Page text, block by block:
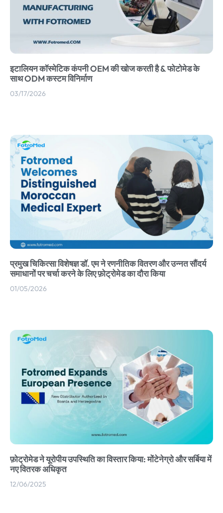
इटालियन कॉस्मेटिक कंपनी OEM की खोज करती है & फोटोमेड के
साथ ODM कस्टम विनिर्माण
03/17/2026
प्रमुख चिकित्सा विशेषज्ञ डॉ. एम ने रणनीतिक वितरण और उन्नत सौंदर्य
समाधानों पर चर्चा करने के लिए फ़ोट्रोमेड का दौरा किया
01/05/2026
फ़ोट्रोमेड ने यूरोपीय उपस्थिति का विस्तार किया: मोंटेनेग्रो और सर्बिया में
नए वितरक अधिकृत
12/06/2025